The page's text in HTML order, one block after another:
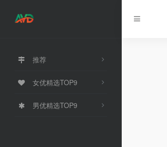
推荐
女优精选TOP9
男优精选TOP9